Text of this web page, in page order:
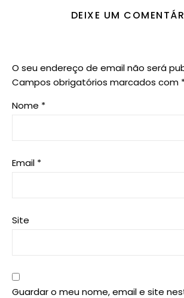
DEIXE UM
O seu endereço de email não será
Campos obrigatórios marcados com
Nome *
Email *
Site
Guardar o meu nome, email e site